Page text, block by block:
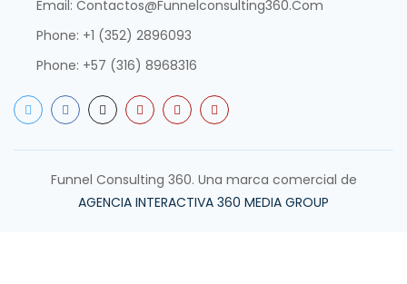
Email: Contactos@funnelconsulting360.com
Phone: +1 (352) 2896093
Phone: +57 (316) 8968316
Funnel Consulting 360. Una marca comercial de
AGENCIA INTERACTIVA 360 MEDIA GROUP